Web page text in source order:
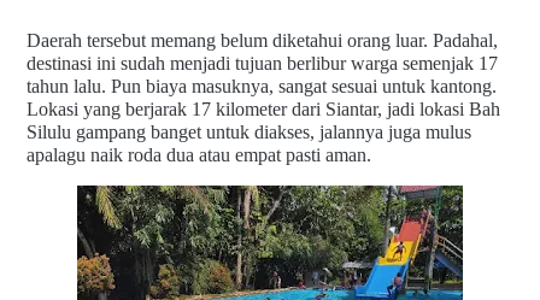
Daerah tersebut memang belum diketahui orang luar. Padahal,
destinasi ini sudah menjadi tujuan berlibur warga semenjak 17
tahun lalu. Pun biaya masuknya, sangat sesuai untuk kantong.
Lokasi yang berjarak 17 kilometer dari Siantar, jadi lokasi Bah
Silulu gampang banget untuk diakses, jalannya juga mulus
apalagu naik roda dua atau empat pasti aman.